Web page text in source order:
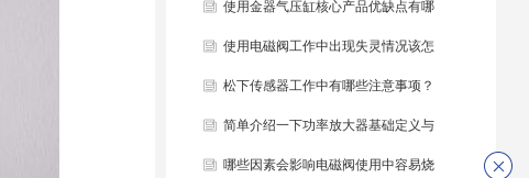
处理？
使用金器气压缸核心产品优缺点有哪
些？
使用电磁阀工作中出现失灵情况该怎
么办？
松下传感器工作中有哪些注意事项？
简单介绍一下功率放大器基础定义与
结构组成？
哪些因素会影响电磁阀使用中容易烧